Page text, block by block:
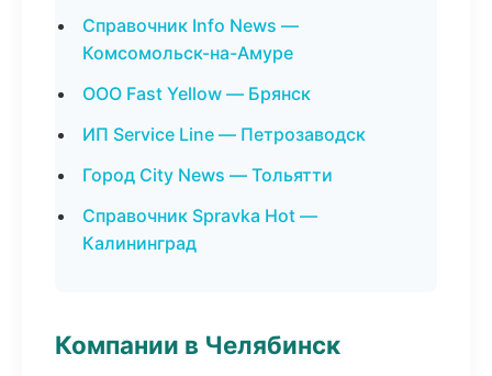
Справочник Info News —
Комсомольск-на-Амуре
ООО Fast Yellow — Брянск
ИП Service Line — Петрозаводск
Город City News — Тольятти
Справочник Spravka Hot —
Калининград
Компании в Челябинск